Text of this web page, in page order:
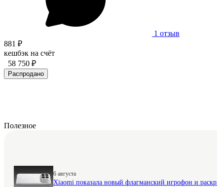
1 отзыв
881 ₽
кешбэк на счёт
58 750 ₽
Распродано
Полезное
6 августа
Xiaomi показала новый флагманский игрофон и